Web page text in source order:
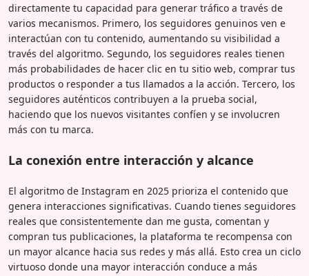
directamente tu capacidad para generar tráfico a través de
varios mecanismos. Primero, los seguidores genuinos ven e
interactúan con tu contenido, aumentando su visibilidad a
través del algoritmo. Segundo, los seguidores reales tienen
más probabilidades de hacer clic en tu sitio web, comprar tus
productos o responder a tus llamados a la acción. Tercero, los
seguidores auténticos contribuyen a la prueba social,
haciendo que los nuevos visitantes confíen y se involucren
más con tu marca.
La conexión entre interacción y alcance
El algoritmo de Instagram en 2025 prioriza el contenido que
genera interacciones significativas. Cuando tienes seguidores
reales que consistentemente dan me gusta, comentan y
compran tus publicaciones, la plataforma te recompensa con
un mayor alcance hacia sus redes y más allá. Esto crea un ciclo
virtuoso donde una mayor interacción conduce a más